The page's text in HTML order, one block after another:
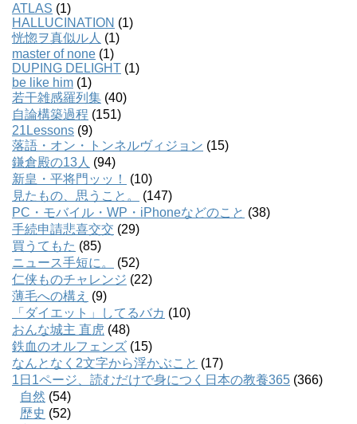
ATLAS (1)
HALLUCINATION (1)
恍惚ヲ真似ル人 (1)
master of none (1)
DUPING DELIGHT (1)
be like him (1)
若干雑感羅列集 (40)
自論構築過程 (151)
21Lessons (9)
落語・オン・トンネルヴィジョン (15)
鎌倉殿の13人 (94)
新皇・平将門ッッ！
(10)
見たもの、思うこと。
(147)
PC・モバイル・WP・iPhoneなどのこと (38)
手続申請悲喜交交 (29)
買うてもた (85)
ニュース手短に。
(52)
仁侠ものチャレンジ (22)
薄毛への構え (9)
「ダイエット」してるバカ (10)
おんな城主 直虎 (48)
鉄血のオルフェンズ (15)
なんとなく2文字から浮かぶこと (17)
1日1ページ、読むだけで身につく日本の教養365 (366)
自然 (54)
歴史 (52)